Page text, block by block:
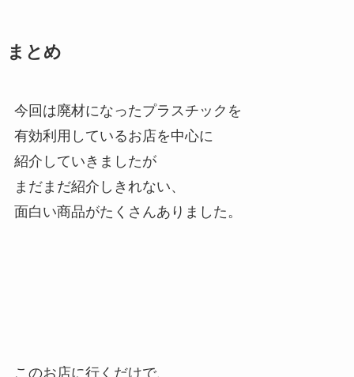
まとめ
今回は廃材になったプラスチックを
有効利用しているお店を中心に
紹介していきましたが
まだまだ紹介しきれない、
面白い商品がたくさんありました。
このお店に行くだけで、